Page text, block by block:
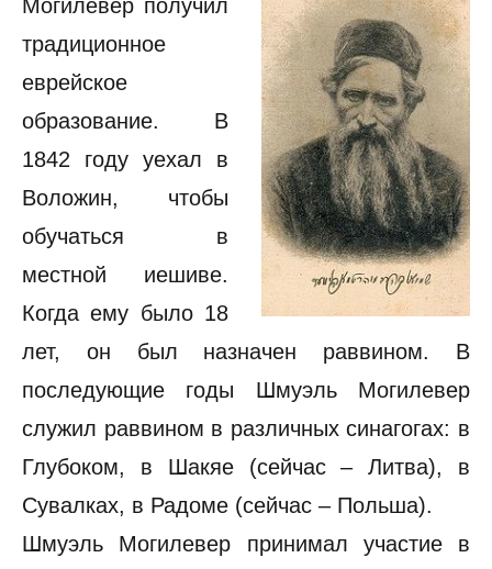
Могилевер получил
традиционное
еврейское
образование. В
1842 году уехал в
Воложин, чтобы
обучаться в
местной иешиве.
Когда ему было 18
лет, он был назначен раввином. В
последующие годы Шмуэль Могилевер
служил раввином в различных синагогах: в
Глубоком, в Шакяе (сейчас – Литва), в
Сувалках, в Радоме (сейчас – Польша).
Шмуэль Могилевер принимал участие в